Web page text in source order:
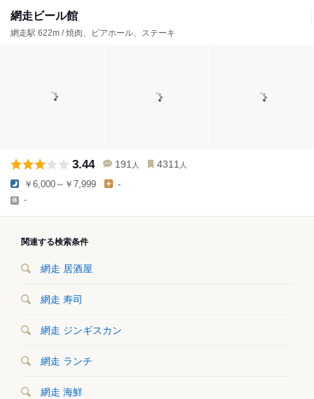
網走ビール館
網走駅 622m / 焼肉、ビアホール、ステーキ
3.44 191 人 4311 人
￥6,000～￥7,999 -
-
関連する検索条件
網走 居酒屋
網走 寿司
網走 ジンギスカン
網走 ランチ
網走 海鮮